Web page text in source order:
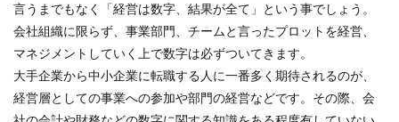
言うまでもなく「経営は数字、結果が全て」という事でしょう。
会社組織に限らず、事業部門、チームと言ったプロットを経営、
マネジメントしていく上で数字は必ずついてきます。
大手企業から中小企業に転職する人に一番多く期待されるのが、
経営層としての事業への参加や部門の経営などです。その際、会